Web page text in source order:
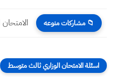
📁 مشاركات منوعه
اسئلة الامتحان الوزاري ثالث متوسط